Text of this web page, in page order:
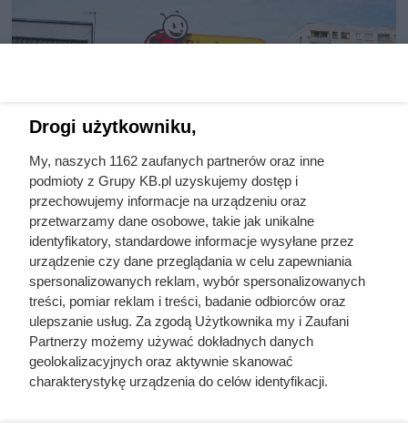
Luksusowa kawa w cenie,
jakiej nie było od bardzo
dawna. Klienci Biedronki
zachwyceni
Drogi użytkowniku,
My, naszych 1162 zaufanych partnerów oraz inne
podmioty z Grupy KB.pl uzyskujemy dostęp i
przechowujemy informacje na urządzeniu oraz
przetwarzamy dane osobowe, takie jak unikalne
identyfikatory, standardowe informacje wysyłane przez
urządzenie czy dane przeglądania w celu zapewniania
spersonalizowanych reklam, wybór spersonalizowanych
treści, pomiar reklam i treści, badanie odbiorców oraz
ulepszanie usług. Za zgodą Użytkownika my i Zaufani
Partnerzy możemy używać dokładnych danych
geolokalizacyjnych oraz aktywnie skanować
charakterystykę urządzenia do celów identyfikacji.